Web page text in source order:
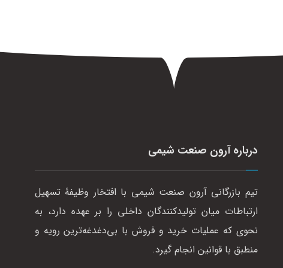
درباره آرون صنعت شیمی
تیم بازرگانی آرون صنعت شیمی با افتخار وظیفهٔ تسهیل
ارتباطات میان تولیدکنندگان داخلی را بر عهده دارد، به
نحوی که عملیات خرید و فروش با بی‌دغدغه‌ترین رویه و
منطبق با قوانین انجام گیرد.